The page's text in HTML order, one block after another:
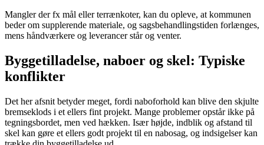
Mangler der fx mål eller terrænkoter, kan du opleve, at kommunen
beder om supplerende materiale, og sagsbehandlingstiden forlænges,
mens håndværkere og leverancer står og venter.
Byggetilladelse, naboer og skel: Typiske
konflikter
Det her afsnit betyder meget, fordi naboforhold kan blive den skjulte
bremseklods i et ellers fint projekt. Mange problemer opstår ikke på
tegningsbordet, men ved hækken. Især højde, indblik og afstand til
skel kan gøre et ellers godt projekt til en nabosag, og indsigelser kan